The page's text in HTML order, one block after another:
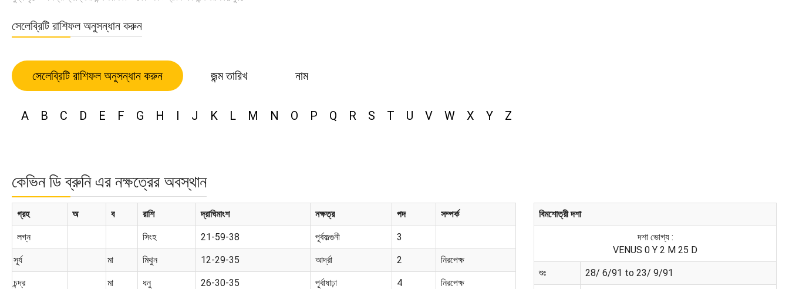
সেলেব্রিটি রাশিফল অনুসন্ধান করুন
সেলেব্রিটি রাশিফল অনুসন্ধান করুন জন্ম তারিখ নাম
A B C D E F G H I J K L M N O P Q R S T U V W X Y Z
কেভিন ডি ব্রুনি এর নক্ষত্রের অবস্থান
গ্রহ অ ব রাশি দ্রাঘিমাংশ নক্ষত্র পদ সম্পর্ক
লগ্ন সিংহ 21-59-38 পূর্বফল্গুনী 3
সূর্য মা মিথুন 12-29-35 আর্দ্রা 2 নিরপেক্ষ
চন্দ্র মা ধনু 26-30-35 পূর্বাষাঢ়া 4 নিরপেক্ষ
বিমশোত্রী দশা
দশা ভোগ্য :
VENUS 0 Y 2 M 25 D
শুঃ 28/ 6/91 to 23/ 9/91